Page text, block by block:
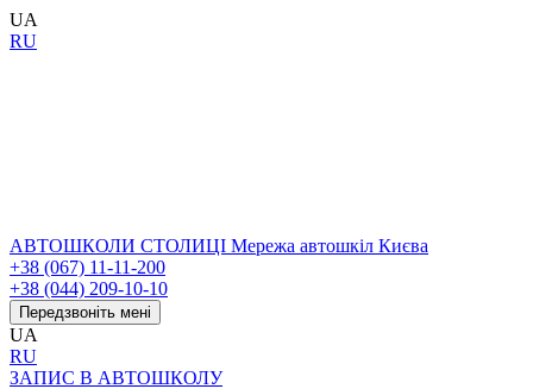
UA
RU
АВТОШКОЛИ СТОЛИЦІ Мережа автошкіл Києва
+38 (067) 11-11-200
+38 (044) 209-10-10
Передзвоніть мені
UA
RU
ЗАПИС В АВТОШКОЛУ